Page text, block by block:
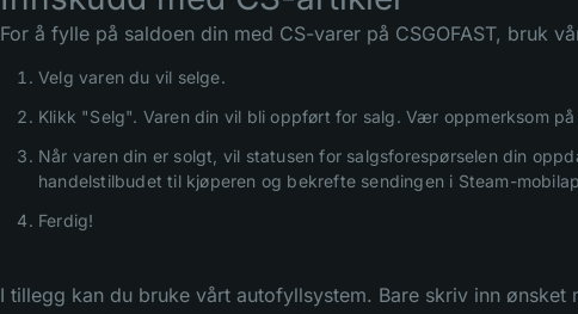
For å fylle på saldoen din med CS-varer på CSGOFAST, bruk
Velg varen du vil selge.
Klikk "Selg". Varen din vil bli oppført for salg. Vær oppmerksom
Når varen din er solgt, vil statusen for salgsforespørselen din
handelstilbudet til kjøperen og bekrefte sendingen i Steam-
Ferdig!
I tillegg kan du bruke vårt autofyllsystem. Bare skriv inn